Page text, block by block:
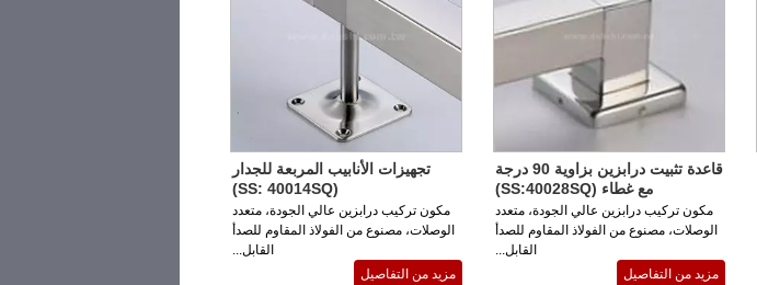
تجهيزات الأنابيب المربعة للجدار
(SS: 40014SQ)
مكون تركيب درابزين عالي الجودة، متعدد
الوصلات، مصنوع من الفولاذ المقاوم للصدأ
القابل...
مزيد من التفاصيل
قاعدة تثبيت درابزين بزاوية 90 درجة
مع غطاء (SS:40028SQ)
مكون تركيب درابزين عالي الجودة، متعدد
الوصلات، مصنوع من الفولاذ المقاوم للصدأ
القابل...
مزيد من التفاصيل